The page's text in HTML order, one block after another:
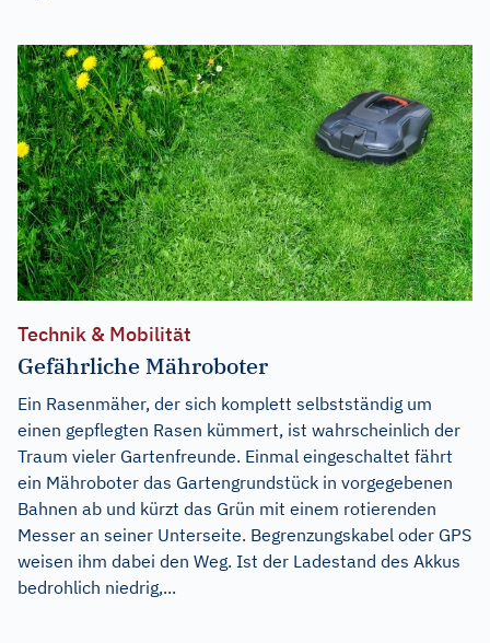
Technik & Mobilität
Gefährliche Mähroboter
Ein Rasenmäher, der sich komplett selbstständig um
einen gepflegten Rasen kümmert, ist wahrscheinlich der
Traum vieler Gartenfreunde. Einmal eingeschaltet fährt
ein Mähroboter das Gartengrundstück in vorgegebenen
Bahnen ab und kürzt das Grün mit einem rotierenden
Messer an seiner Unterseite. Begrenzungskabel oder GPS
weisen ihm dabei den Weg. Ist der Ladestand des Akkus
bedrohlich niedrig,...